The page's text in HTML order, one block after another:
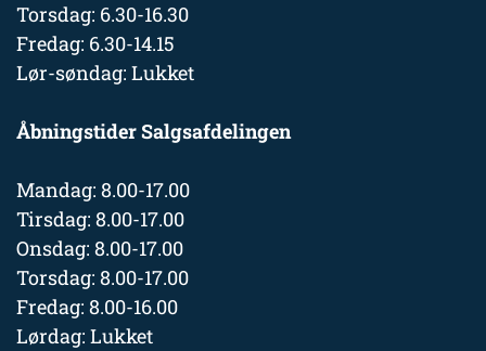
Torsdag: 6.30-16.30
Fredag: 6.30-14.15
Lør-søndag: Lukket
Åbningstider Salgsafdelingen
Mandag: 8.00-17.00
Tirsdag: 8.00-17.00
Onsdag: 8.00-17.00
Torsdag: 8.00-17.00
Fredag: 8.00-16.00
Lørdag: Lukket